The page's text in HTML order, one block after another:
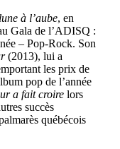
à l’aube, en
Gala de l’ADISQ :
– Pop-Rock. Son
(2013), lui a
les prix de
pop de l’année
a fait croire lors
succès
québécois